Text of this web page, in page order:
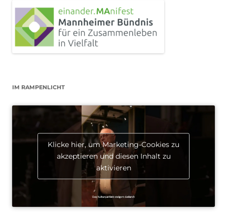
IM RAMPENLICHT
Klicke hier, um Marketing-Cookies zu
akzeptieren und diesen Inhalt zu
aktivieren